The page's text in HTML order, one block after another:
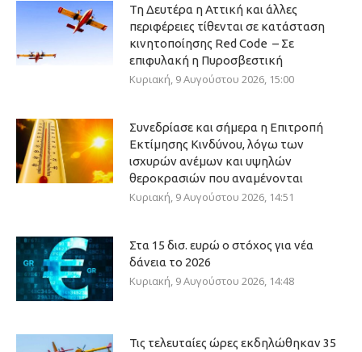
Τη Δευτέρα η Αττική και άλλες
περιφέρειες τίθενται σε κατάσταση
κινητοποίησης Red Code – Σε
επιφυλακή η Πυροσβεστική
Κυριακή, 9 Αυγούστου 2026, 15:00
Συνεδρίασε και σήμερα η Επιτροπή
Εκτίμησης Κινδύνου, λόγω των
ισχυρών ανέμων και υψηλών
θεροκρασιών που αναμένονται
Κυριακή, 9 Αυγούστου 2026, 14:51
Στα 15 δισ. ευρώ ο στόχος για νέα
δάνεια το 2026
Κυριακή, 9 Αυγούστου 2026, 14:48
Τις τελευταίες ώρες εκδηλώθηκαν 35